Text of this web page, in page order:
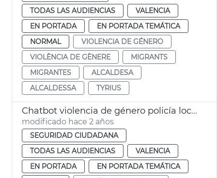
TODAS LAS AUDIENCIAS
VALENCIA
EN PORTADA
EN PORTADA TEMÁTICA
NORMAL
VIOLENCIA DE GÉNERO
VIOLÈNCIA DE GÈNERE
MIGRANTS
MIGRANTES
ALCALDESA
ALCALDESSA
TYRIUS
Chatbot violencia de género policía local
modificado hace 2 años
SEGURIDAD CIUDADANA
TODAS LAS AUDIENCIAS
VALENCIA
EN PORTADA
EN PORTADA TEMÁTICA